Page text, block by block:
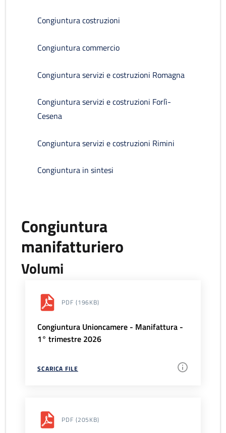
Congiuntura costruzioni
Congiuntura commercio
Congiuntura servizi e costruzioni Romagna
Congiuntura servizi e costruzioni Forlì-
Cesena
Congiuntura servizi e costruzioni Rimini
Congiuntura in sintesi
Congiuntura
manifatturiero
Volumi
PDF (196KB)
Congiuntura Unioncamere - Manifattura -
1° trimestre 2026
SCARICA FILE
PDF (205KB)